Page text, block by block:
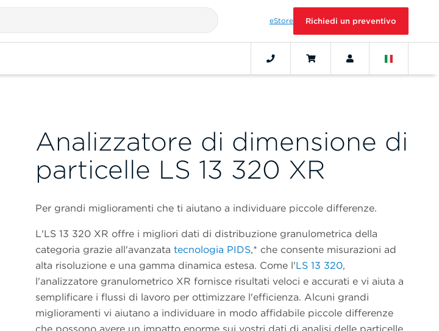
eStore Richiedi un preventivo
Analizzatore di dimensione di
particelle LS 13 320 XR
Per grandi miglioramenti che ti aiutano a individuare piccole differenze.
L'LS 13 320 XR offre i migliori dati di distribuzione granulometrica della
categoria grazie all'avanzata tecnologia PIDS,* che consente misurazioni ad
alta risoluzione e una gamma dinamica estesa. Come l'LS 13 320,
l'analizzatore granulometrico XR fornisce risultati veloci e accurati e vi aiuta a
semplificare i flussi di lavoro per ottimizzare l'efficienza. Alcuni grandi
miglioramenti vi aiutano a individuare in modo affidabile piccole differenze